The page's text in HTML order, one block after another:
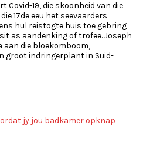
Covid-19, die skoonheid van die
17de eeu het seevaarders
hul reistogte huis toe gebring
as aandenking of trofee. Joseph
aan die bloekomboom,
groot indringerplant in Suid-
jy jou badkamer opknap